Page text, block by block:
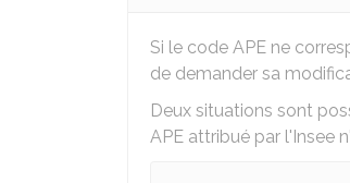
Si le code APE ne
de demander sa
Deux situations sont
APE attribué par l'Insee